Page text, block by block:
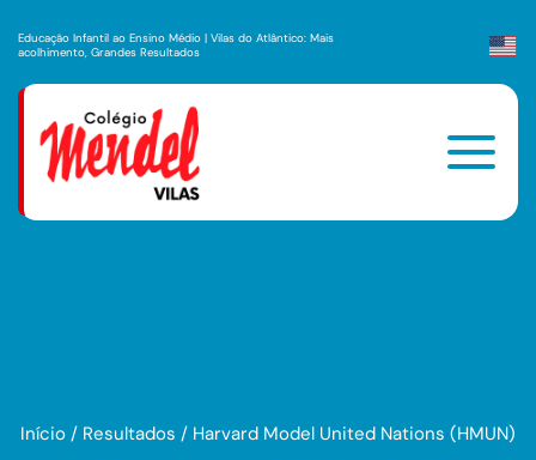
Educação Infantil ao Ensino Médio | Vilas do Atlântico: Mais
acolhimento, Grandes Resultados
Início / Resultados / Harvard Model United Nations (HMUN)